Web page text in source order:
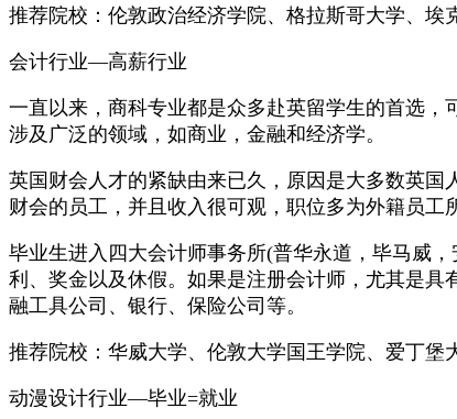
推荐院校：伦敦政治经济学院、格拉斯哥大学、埃
会计行业—高薪行业
一直以来，商科专业都是众多赴英留学生的首选
涉及广泛的领域，如商业，金融和经济学。
英国财会人才的紧缺由来已久，原因是大多数英
财会的员工，并且收入很可观，职位多为外籍员工
毕业生进入四大会计师事务所(普华永道，毕马威
利、奖金以及休假。如果是注册会计师，尤其是
融工具公司、银行、保险公司等。
推荐院校：华威大学、伦敦大学国王学院、爱丁堡
动漫设计行业—毕业=就业